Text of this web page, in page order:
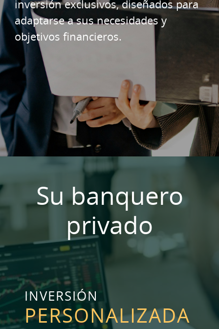
inversión exclusivos, diseñados para
adaptarse a sus necesidades y
objetivos financieros.
Su banquero
privado
INVERSIÓN
PERSONALIZADA